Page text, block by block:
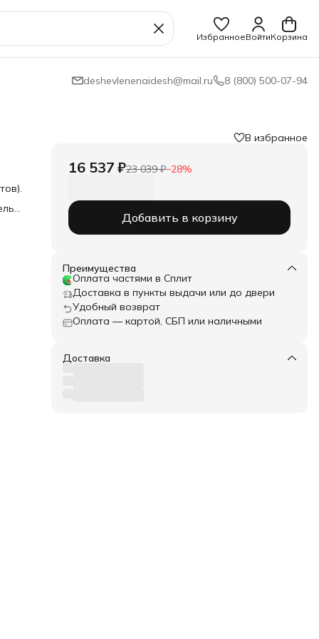
ИзбранноеВойтиКорзина
deshevlenenaidesh@mail.ru 8 (800) 500-07-94
В избранное
16 537 ₽23 039 ₽−28%
Добавить в корзину
Преимущества
Оплата частями в Сплит
Доставка в пункты выдачи или до двери
Удобный возврат
Оплата — картой, СБП или наличными
Доставка